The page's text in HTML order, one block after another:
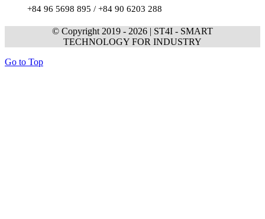
+84 96 5698 895 / +84 90 6203 288
© Copyright 2019 - 2026 | ST4I - SMART
TECHNOLOGY FOR INDUSTRY
Go to Top